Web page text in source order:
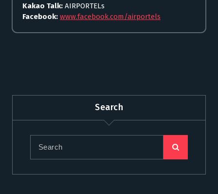
Kakao Talk: AIRPORTELs
Facebook: www.facebook.com/airportels
Search